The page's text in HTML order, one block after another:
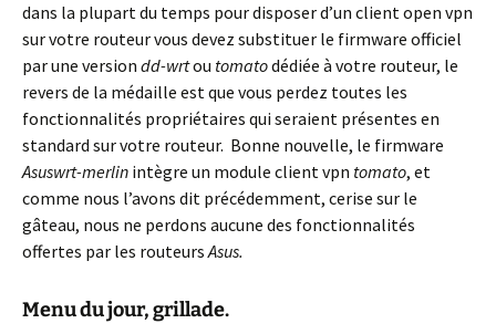
dans la plupart du temps pour disposer d’un client open vpn
sur votre routeur vous devez substituer le firmware officiel
par une version dd-wrtou tomatodédiée à votre routeur, le
revers de la médaille est que vous perdez toutes les
fonctionnalités propriétaires qui seraient présentes en
standard sur votre routeur. Bonne nouvelle, le firmware
Asuswrt-merlin intègre un module client vpn tomato, et
comme nous l’avons dit précédemment, cerise sur le
gâteau, nous ne perdons aucune des fonctionnalités
offertes par les routeursAsus.
Menu du jour, grillade.